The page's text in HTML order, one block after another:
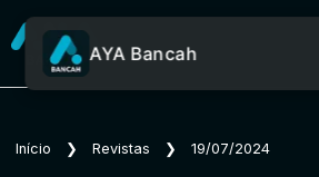
Sobre o
AYA Bancah
Início ❯ Revistas ❯ 19/07/2024